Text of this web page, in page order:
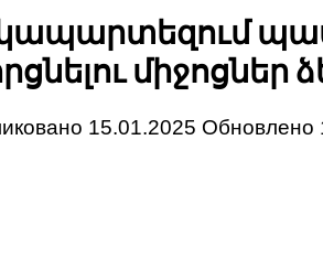
միջոցներ
15.01.2025 Обновлено